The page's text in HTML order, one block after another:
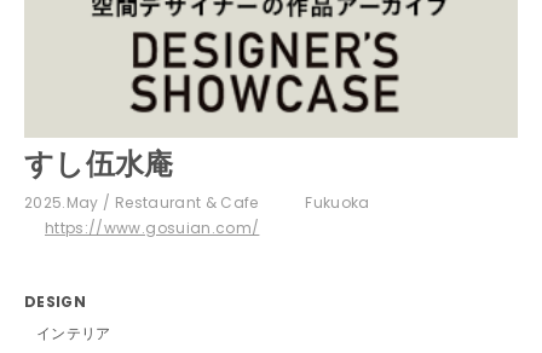
すし伍水庵
2025.May Restaurant & Cafe
Fukuoka
https://www.gosuian.com/
DESIGN
インテリア